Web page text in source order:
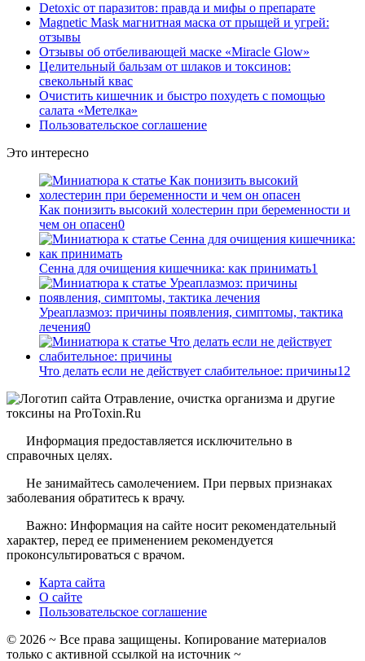
Detoxic от паразитов: правда и мифы о препарате
Magnetic Mask магнитная маска от прыщей и угрей:
отзывы
Отзывы об отбеливающей маске «Miracle Glow»
Целительный бальзам от шлаков и токсинов:
свекольный квас
Очистить кишечник и быстро похудеть с помощью
салата «Метелка»
Пользовательское соглашение
Это интересно
Как понизить высокий холестерин при беременности и
чем он опасен0
Сенна для очищения кишечника: как принимать1
Уреаплазмоз: причины появления, симптомы, тактика
лечения0
Что делать если не действует слабительное: причины12
Информация предоставляется исключительно в
справочных целях.
Не занимайтесь самолечением. При первых признаках
заболевания обратитесь к врачу.
Важно: Информация на сайте носит рекомендательный
характер, перед ее применением рекомендуется
проконсультироваться с врачом.
Карта сайта
О сайте
Пользовательское соглашение
© 2026 ~ Все права защищены. Копирование материалов
только с активной ссылкой на источник ~